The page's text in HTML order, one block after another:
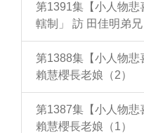
第1391集【小人物悲
轄制」 訪 田佳明弟兄
第1388集【小人物悲
賴慧櫻長老娘（2）
第1387集【小人物悲
賴慧櫻長老娘（1）